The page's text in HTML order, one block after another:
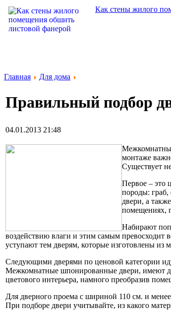
Как стены жилого
Главная Для дома
Правильный подбор
04.01.2013 21:48
монтаже
Существует
Первое – это
породы:
двери, а
помещениях,
Набирают
воздействию влаги и этим самым
уступают тем дверям, которые изготовлены из
Следующими дверями по ценовой категории
Межкомнатные шпонированные двери, имеют
цветового интерьера, намного преобразив
Для дверного проема с шириной 110 см. и
При подборе двери учитывайте, из какого